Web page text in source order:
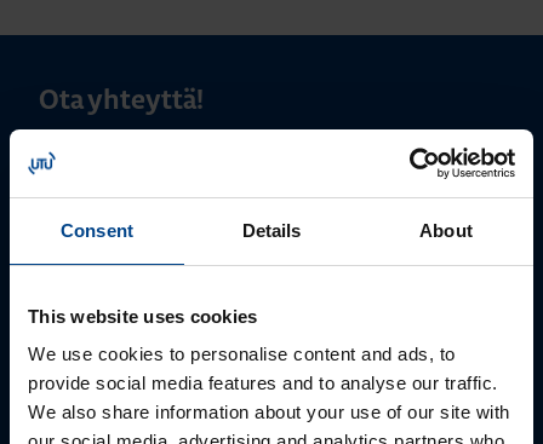
Consent Details About
This website uses cookies
We use cookies to personalise content and ads, to
provide social media features and to analyse our traffic.
We also share information about your use of our site with
Ota yhteyttä!
Autamme mielellämme, jotta löydämme sinulle
parhaan ratkaisun. Otathan yhteyttä puhelimitse,
sähköpostitse tai verkkolomakkeen kautta.